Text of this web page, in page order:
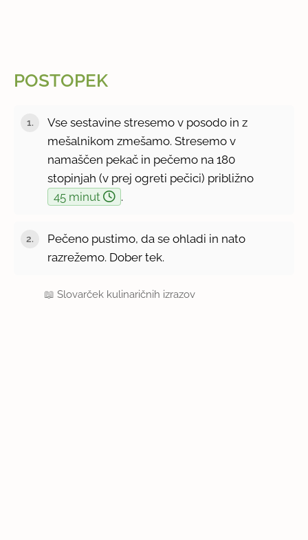
POSTOPEK
Vse sestavine stresemo v posodo in z
mešalnikom zmešamo. Stresemo v
namaščen pekač in pečemo na 180
stopinjah (v prej ogreti pečici) približno
45 minut
.
Pečeno pustimo, da se ohladi in nato
razrežemo. Dober tek.
📖Slovarček kulinaričnih izrazov